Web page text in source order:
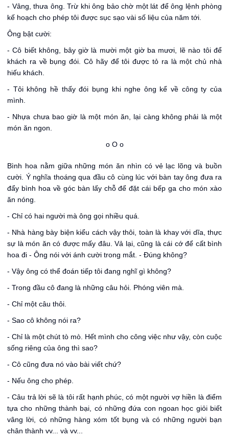
- Vâng, thưa ông. Trừ khi ông bảo chờ một lát để ông lệnh phòng
kế hoạch cho phép tôi được sục sạo vài số liệu của năm tới.
Ông bật cười:
- Cô biết không, bây giờ là mười một giờ ba mươi, lẽ nào tôi để
khách ra về bụng đói. Cô hãy để tôi được tỏ ra là một chủ nhà
hiếu khách.
- Tôi không hề thấy đói bụng khi nghe ông kể về công ty của
mình.
- Nhựa chưa bao giờ là một món ăn, lại càng không phải là một
món ăn ngon.
o O o
Bình hoa nằm giữa những món ăn nhìn có vẻ lạc lõng và buồn
cười. Ý nghĩa thoáng qua đầu cô cùng lúc với bàn tay ông đưa ra
đẩy bình hoa về góc bàn lấy chỗ để đặt cái bếp ga cho món xào
ăn nóng.
- Chỉ có hai người mà ông gọi nhiều quá.
- Nhà hàng bày biện kiểu cách vậy thôi, toàn là khay với dĩa, thực
sự là món ăn có được mấy đâu. Vả lại, cũng là cái cớ để cất bình
hoa đi - Ông nói với ánh cười trong mắt. - Đúng không?
- Vậy ông có thể đoán tiếp tôi đang nghĩ gì không?
- Trong đầu cô đang là những câu hỏi. Phóng viên mà.
- Chỉ một câu thôi.
- Sao cô không nói ra?
- Chỉ là một chút tò mò. Hết mình cho công việc như vậy, còn cuộc
sống riêng của ông thì sao?
- Cô cũng đưa nó vào bài viết chứ?
- Nếu ông cho phép.
- Câu trả lời sẽ là tôi rất hạnh phúc, có một người vợ hiền là điểm
tựa cho những thành bại, có những đứa con ngoan học giỏi biết
vâng lời, có những hàng xóm tốt bụng và có những người bạn
chân thành vv... và vv...